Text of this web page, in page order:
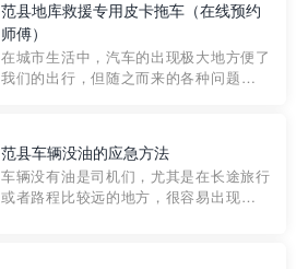
路救援拖车的收费标准是由当地交通管理
部门制定的。起步价通...
范县地库救援专用皮卡拖车（在线预约
师傅）
在城市生活中，汽车的出现极大地方便了
我们的出行，但随之而来的各种问题也让
紧急情况下，我们需要一种高效可靠的救
援方式。而这时，地库救援专...
范县车辆没油的应急方法
车辆没有油是司机们，尤其是在长途旅行
或者路程比较远的地方，很容易出现这种